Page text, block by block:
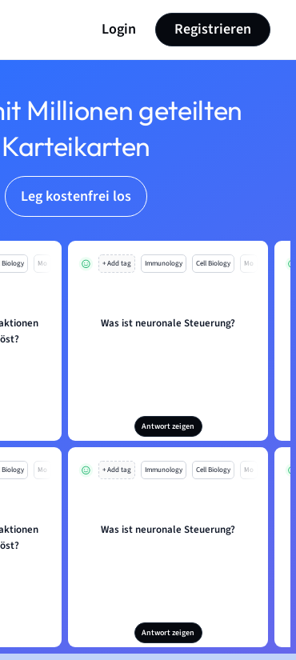
Login Registrieren
Millionen geteilten
Karteikarten
Leg kostenfrei los
Biology Mo + Add tag Immunology Cell Biology Mo
Was ist neuronale Steuerung?
Antwort zeigen
Biology Mo + Add tag Immunology Cell Biology Mo
Was ist neuronale Steuerung?
Antwort zeigen